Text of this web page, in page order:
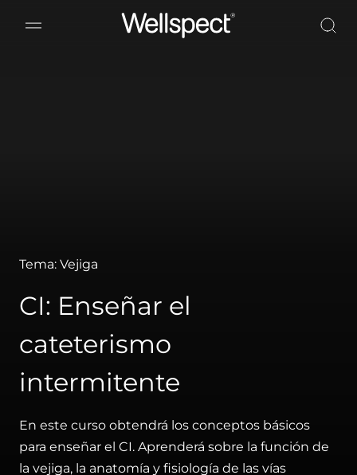
Wellspect
Tema: Vejiga
CI: Enseñar el
cateterismo
intermitente
En este curso obtendrá los conceptos básicos
para enseñar el CI. Aprenderá sobre la función de
la vejiga, la anatomía y fisiología de las vías